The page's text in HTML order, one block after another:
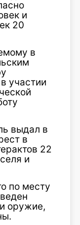
и
20
в
участии
выдал в
в
22
и
по месту
оружие,